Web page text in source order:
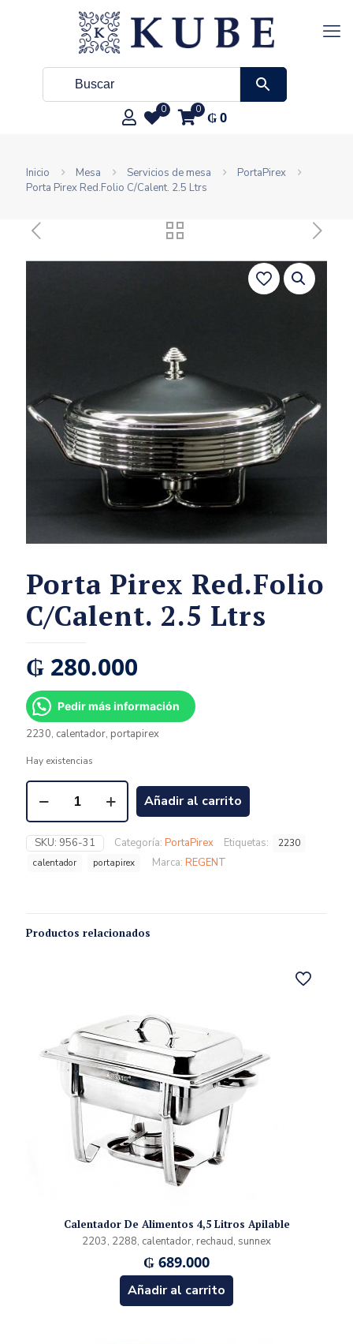
0 0 ₲0
Inicio Mesa Servicios de mesa
PortaPirex
Porta Pirex Red.Folio C/Calent. 2.5 Ltrs
Porta Pirex Red.Folio
C/Calent. 2.5 Ltrs
₲ 280.000
Pedir más información
2230, calentador, portapirex
Hay existencias
Añadir al carrito
SKU: 956-31 Categoría: PortaPirex Etiquetas:
2230
calentador
portapirex Marca: REGENT
Productos relacionados
Calentador De Alimentos 4,5 Litros Apilable
2203, 2288, calentador, rechaud, sunnex
₲ 689.000
Añadir al carrito